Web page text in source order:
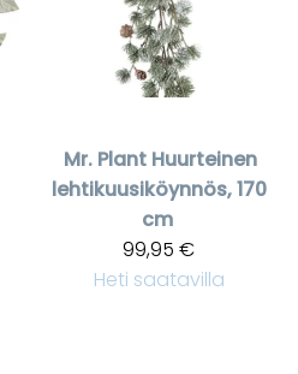
Mr. Plant Huurteinen
lehtikuusiköynnös, 170
cm
99,95 €
Heti saatavilla